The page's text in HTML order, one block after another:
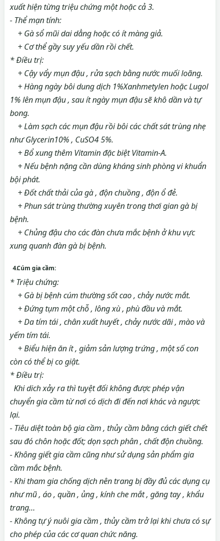
xuất hiện từng triệu chứng một hoặc cả 3.
- Thể mạn tính:
+ Gà sổ mũi dai dẳng hoặc có ít màng giả.
+ Cơ thể gầy suy yếu dần rồi chết.
* Điều trị:
+ Cậy vẩy mụn đậu , rửa sạch bằng nước muối loãng.
+ Hàng ngày bôi dung dịch 1%Xanhmetylen hoặc Lugol
1% lên mụn đậu , sau ít ngày mụn đậu sẽ khô dần và tự
bong.
+ Làm sạch các mụn đậu rồi bôi các chất sát trùng nhẹ
như Glycerin10% , CuSO4 5%.
+ Bổ xung thêm Vitamin đặc biệt Vitamin-A.
+ Nếu bệnh nặng cần dùng kháng sinh phòng vi khuẩn
bội phát.
+ Đốt chất thải của gà , độn chuồng , độn ổ đẻ.
+ Phun sát trùng thường xuyên trong thơi gian gà bị
bệnh.
+ Chủng đậu cho các đàn chưa mắc bệnh ở khu vực
xung quanh đàn gà bị bệnh.
4.Cúm gia cầm:
* Triệu chứng:
+ Gà bị bệnh cúm thường sốt cao , chảy nước mắt.
+ Đứng tụm một chỗ , lông xù , phù đầu và mắt.
+ Da tím tái , chân xuất huyết , chảy nước dãi , mào và
yếm tím tái.
+ Biểu hiện ăn ít , giảm sản lượng trứng , một số con
còn có thể bị co giật.
* Điều trị:
Khi dich xảy ra thì tuyệt đối không được phép vận
chuyển gia cầm từ nơi có dịch đi đến nơi khác và ngược
lại.
- Tiêu diệt toàn bộ gia cầm , thủy cầm bằng cách giết chết
sau đó chôn hoặc đốt; dọn sạch phân , chất độn chuồng.
- Không giết gia cầm cũng như sử dụng sản phẩm gia
cầm mắc bệnh.
- Khi tham gia chống dịch nên trang bị đầy đủ các dụng cụ
như mũ , áo , quần , ủng , kính che mắt , găng tay , khẩu
trang…
- Không tự ý nuôi gia cầm , thủy cầm trở lại khi chưa có sự
cho phép của các cơ quan chức năng.